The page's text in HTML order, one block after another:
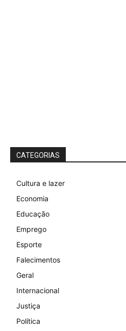
CATEGORIAS
Cultura e lazer
Economia
Educação
Emprego
Esporte
Falecimentos
Geral
Internacional
Justiça
Política